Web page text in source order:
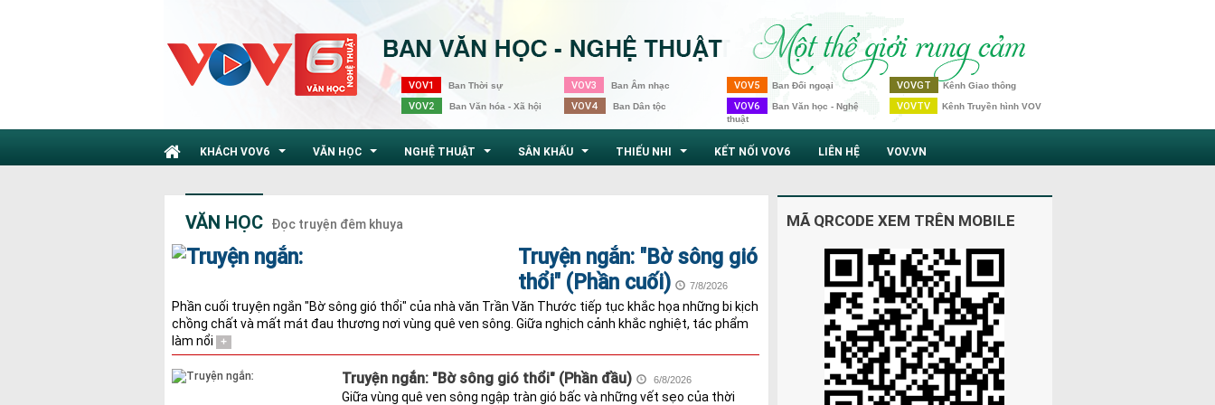
VOV1 Ban Thời sự
VOV2 Ban Văn hóa - Xã hội
VOV3 Ban Âm nhạc
VOV4 Ban Dân tộc
VOV5 Ban Đối ngoại
VOV6 Ban Văn học - Nghệ
thuật
VOVGT Kênh Giao thông
VOVTV Kênh Truyền hình VOV
KHÁCH VOV6 VĂN HỌC NGHỆ THUẬT SÂN KHẤU THIẾU NHI KẾT NỐI VOV6 LIÊN HỆ VOV.VN
VĂN HỌC Đọc truyện đêm khuya
Truyện ngắn: "Bờ sông gió
thổi" (Phần cuối)
7/8/2026
Phần cuối truyện ngắn "Bờ sông gió thổi" của nhà văn Trần Văn Thước tiếp tục khắc họa những bi kịch
chồng chất và mất mát đau thương nơi vùng quê ven sông. Giữa nghịch cảnh khắc nghiệt, tác phẩm
làm nổi
+
Truyện ngắn: "Bờ sông gió thổi" (Phần đầu) 6/8/2026
Giữa vùng quê ven sông ngập tràn gió bấc và những vết sẹo của thời
MÃ QRCODE XEM TRÊN MOBILE